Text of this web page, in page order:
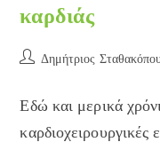
καρδιάς
Post Δημήτριος
Εδώ και μερικά
καρδιοχειρουργικές